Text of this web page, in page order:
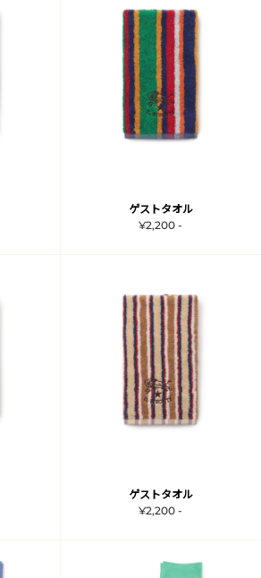
ゲストタオル
¥2,200 -
ゲストタオル
¥2,200 -